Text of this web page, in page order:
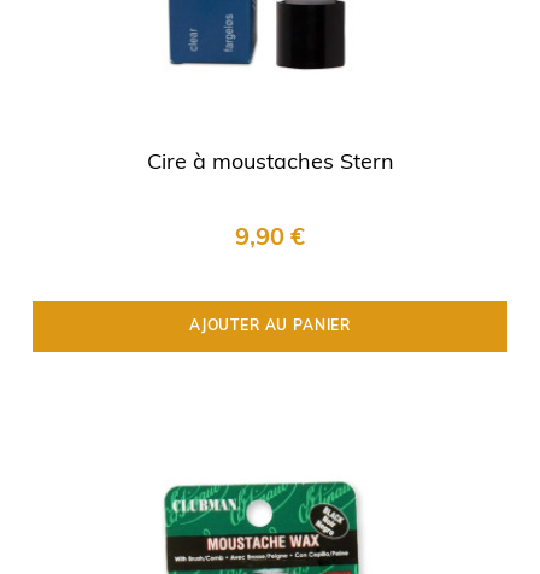
Cire à moustaches Stern
9,90 €
AJOUTER AU PANIER